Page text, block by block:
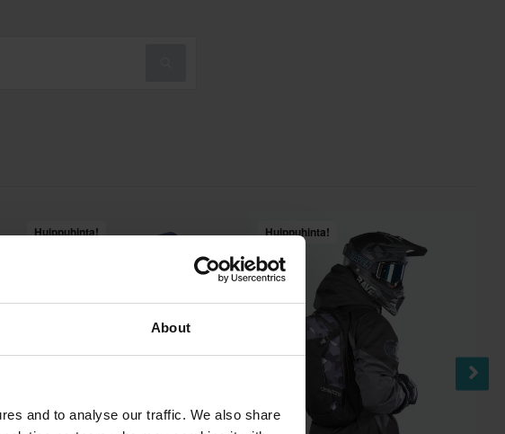
About
and to analyse our traffic. We also share
Huippuhinta! Huippuhinta!